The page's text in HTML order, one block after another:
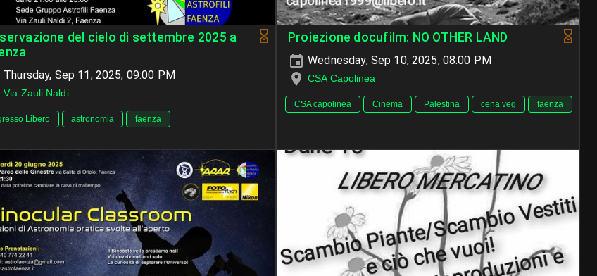
del cielo di settembre 2025 a
Thursday, Sep 11, 2025, 09:00 PM
Via Zauli Naldi
Libero astronomia faenza
Proiezione docufilm: NO OTHER LAND
Wednesday, Sep 10, 2025, 08:00 PM
CSA Capolinea
CSA capolinea Cinema Palestina cena veg faenza